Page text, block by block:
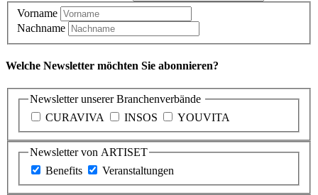
Vorname
Nachname
Welche Newsletter möchten Sie abonnieren?
Newsletter unserer Branchenverbände
CURAVIVA
INSOS YOUVITA
Newsletter von ARTISET
Benefits
Veranstaltungen